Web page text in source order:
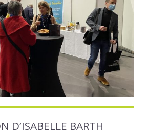
D’ISABELLE BARTH